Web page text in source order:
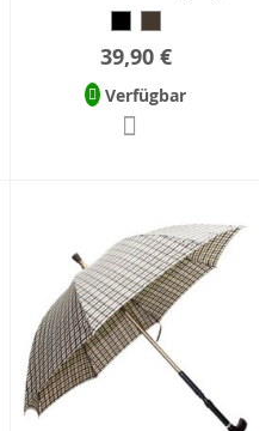
39,90 €
Verfügbar